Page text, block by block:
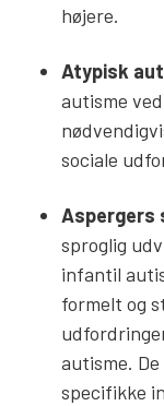
højere.
Atypisk
autisme
sociale
Aspergers
sproglig
infantil
formelt og
autisme.
specifikke